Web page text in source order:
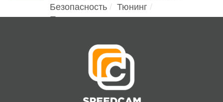
Безопасность
Тюнинг
Помощь водителю